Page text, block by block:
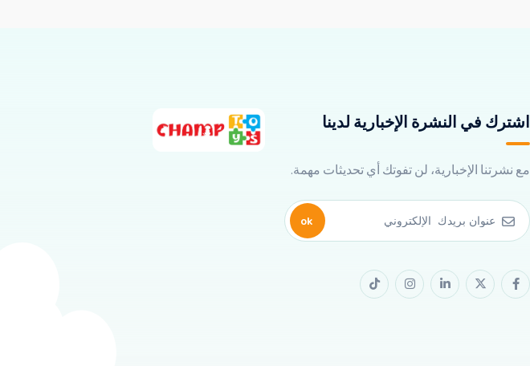
اشترك في النشرة الإخبارية لدينا
مع نشرتنا الإخبارية، لن تفوتك أي تحديثات مهمة.
ok